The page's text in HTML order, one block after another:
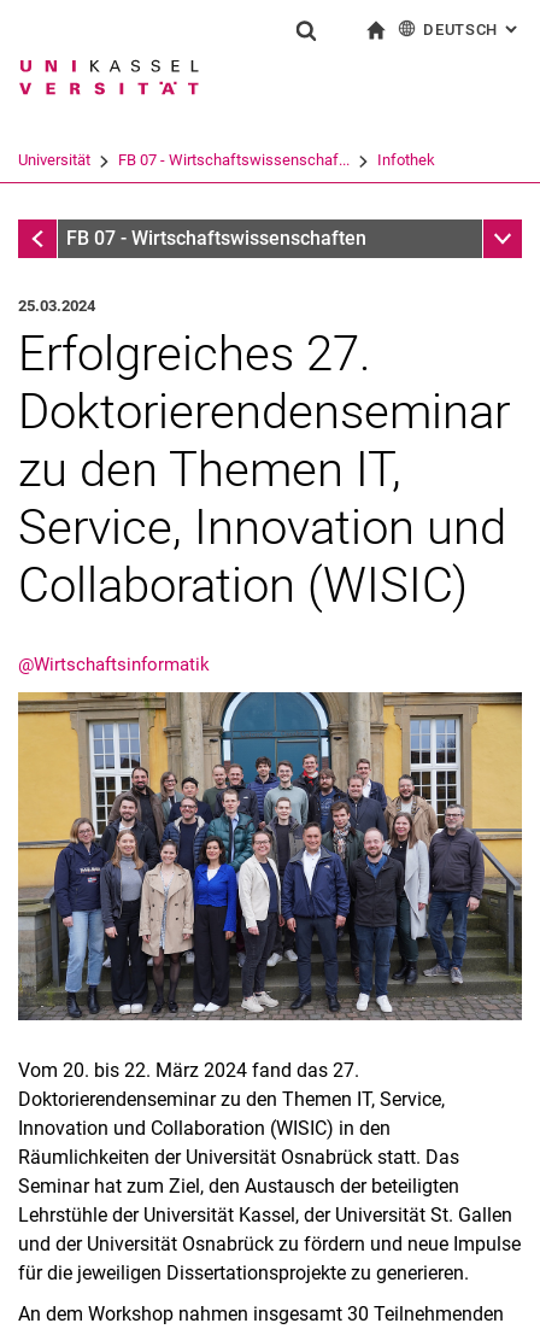
Springe direkt zu: Inhalt
Springe direkt zu: Suche
Springe direkt zu:
Suchbegriff
Suchen (öffnet externen Link in einem
DEUTSCH :
Universität FB 07 - Wirtschaftswissenschaf... Infothek
InfothekFB 07 - Wirtschaftswissenschaften
Aktuelles
Stellenangebote
25.03.2024
Erfolgreiches 27.
Doktorierendenseminar
zu den Themen IT,
Service, Innovation und
Collaboration (WISIC)
@Wirtschaftsinformatik
Vom 20. bis 22. März 2024 fand das 27.
Doktorierendenseminar zu den Themen IT, Service,
Innovation und Collaboration (WISIC) in den
Räumlichkeiten der Universität Osnabrück statt. Das
Seminar hat zum Ziel, den Austausch der beteiligten
Lehrstühle der Universität Kassel, der Universität St. Gallen
und der Universität Osnabrück zu fördern und neue Impulse
für die jeweiligen Dissertationsprojekte zu generieren.
An dem Workshop nahmen insgesamt 30 Teilnehmenden